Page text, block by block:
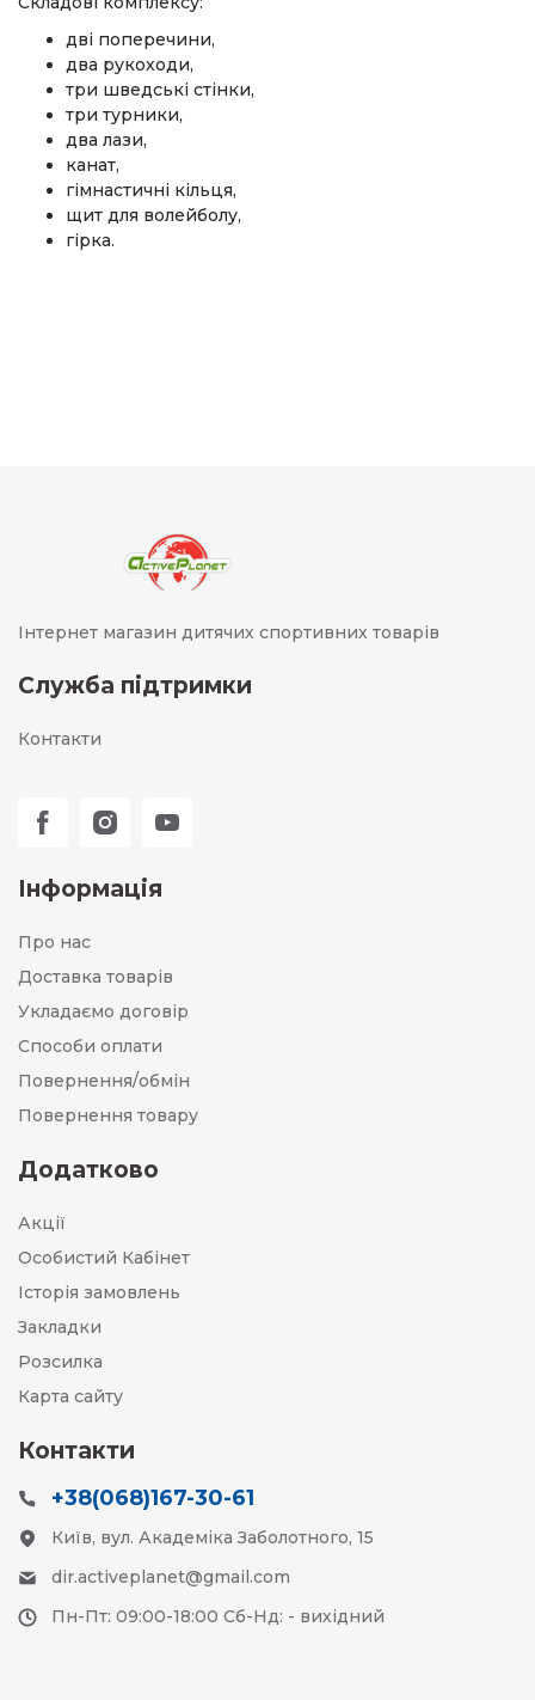
дві поперечини,
два рукоходи,
три шведські стінки,
три турники,
два лази,
канат,
гімнастичні кільця,
щит для волейболу,
гірка.
Інтернет магазин дитячих спортивних товарів
Служба підтримки
Контакти
Інформація
Про нас
Доставка товарів
Укладаємо договір
Способи оплати
Повернення/обмін
Повернення товару
Додатково
Акції
Особистий Кабінет
Історія замовлень
Закладки
Розсилка
Карта сайту
Контакти
+38(068)167-30-61
Київ, вул. Академіка Заболотного, 15
dir.activeplanet@gmail.com
Пн-Пт: 09:00-18:00 Сб-Нд: - вихідний